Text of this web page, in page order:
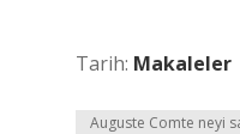
Tarih: Makaleler
Auguste Comte neyi